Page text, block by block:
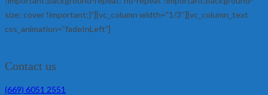
size: cover !important;}”][vc_column width=”1/3″][vc_column_text
css_animation=”fadeInLeft”]
Contact us
(669) 6051 2551